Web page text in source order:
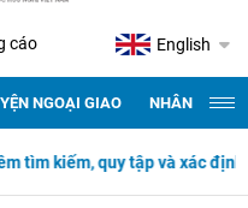
cáo English
NGOẠI GIAO NHÂN
tìm kiếm, quy tập và xác